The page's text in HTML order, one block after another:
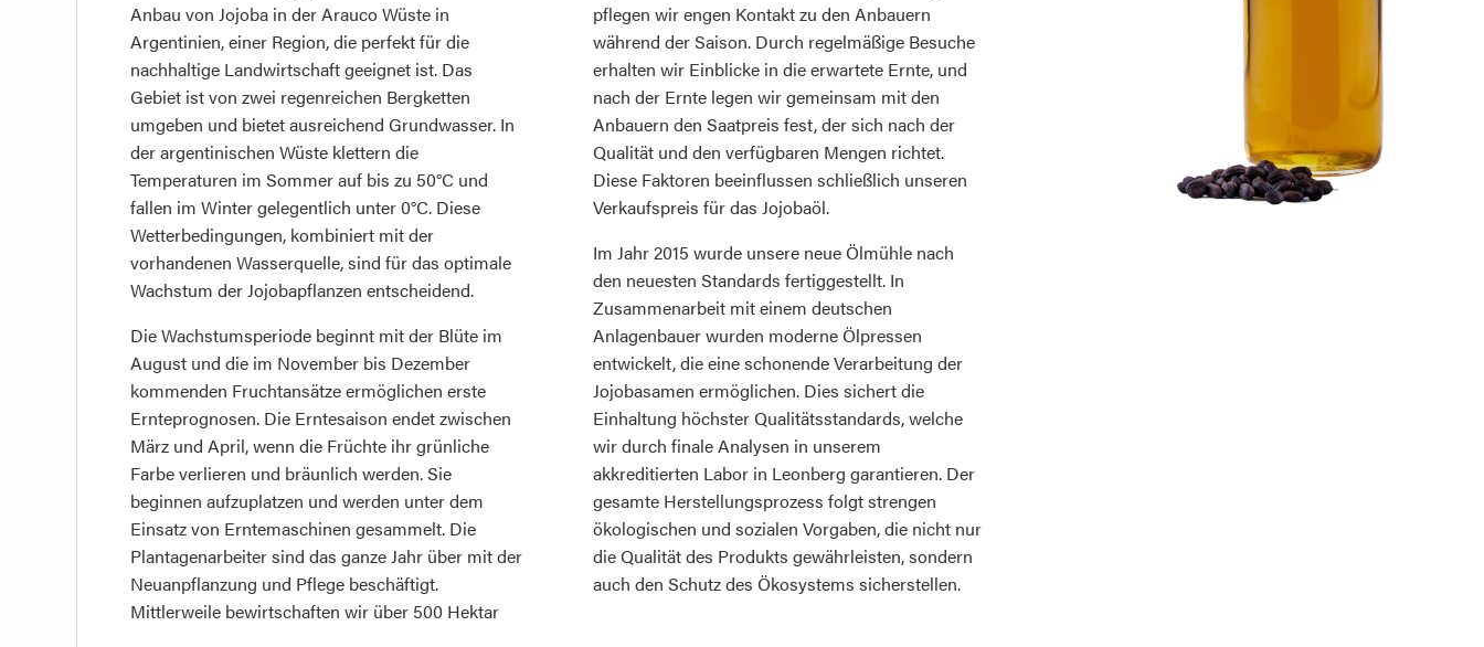
Anbau von Jojoba in der Arauco Wüste in
Argentinien, einer Region, die perfekt für die
nachhaltige Landwirtschaft geeignet ist. Das
Gebiet ist von zwei regenreichen Bergketten
umgeben und bietet ausreichend Grundwasser. In
der argentinischen Wüste klettern die
Temperaturen im Sommer auf bis zu 50°C und
fallen im Winter gelegentlich unter 0°C. Diese
Wetterbedingungen, kombiniert mit der
vorhandenen Wasserquelle, sind für das optimale
Wachstum der Jojobapflanzen entscheidend.
Die Wachstumsperiode beginnt mit der Blüte im
August und die im November bis Dezember
kommenden Fruchtansätze ermöglichen erste
Ernteprognosen. Die Erntesaison endet zwischen
März und April, wenn die Früchte ihr grünliche
Farbe verlieren und bräunlich werden. Sie
beginnen aufzuplatzen und werden unter dem
Einsatz von Erntemaschinen gesammelt. Die
Plantagenarbeiter sind das ganze Jahr über mit der
Neuanpflanzung und Pflege beschäftigt.
Mittlerweile bewirtschaften wir über 500 Hektar
pflegen wir engen Kontakt zu den Anbauern
während der Saison. Durch regelmäßige Besuche
erhalten wir Einblicke in die erwartete Ernte, und
nach der Ernte legen wir gemeinsam mit den
Anbauern den Saatpreis fest, der sich nach der
Qualität und den verfügbaren Mengen richtet.
Diese Faktoren beeinflussen schließlich unseren
Verkaufspreis für das Jojobaöl.
Im Jahr 2015 wurde unsere neue Ölmühle nach
den neuesten Standards fertiggestellt. In
Zusammenarbeit mit einem deutschen
Anlagenbauer wurden moderne Ölpressen
entwickelt, die eine schonende Verarbeitung der
Jojobasamen ermöglichen. Dies sichert die
Einhaltung höchster Qualitätsstandards, welche
wir durch finale Analysen in unserem
akkreditierten Labor in Leonberg garantieren. Der
gesamte Herstellungsprozess folgt strengen
ökologischen und sozialen Vorgaben, die nicht nur
die Qualität des Produkts gewährleisten, sondern
auch den Schutz des Ökosystems sicherstellen.